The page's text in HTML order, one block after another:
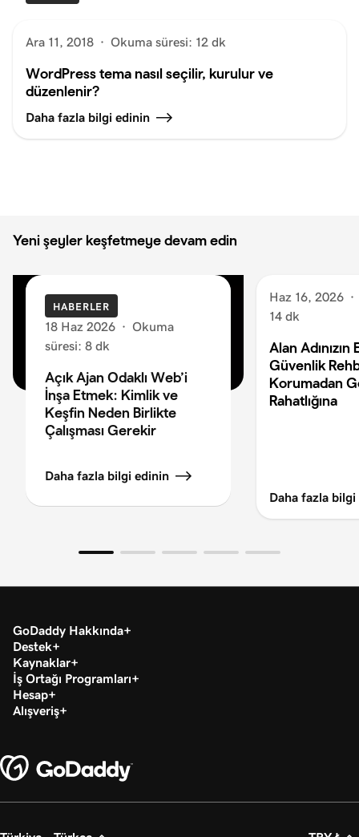
Ara 11, 2018 · Okuma süresi: 12 dk
WordPress tema nasıl seçilir, kurulur ve
düzenlenir?
Daha fazla bilgi edinin
Yeni şeyler keşfetmeye devam edin
HABERLER
18 Haz 2026 · Okuma
süresi: 8 dk
Açık Ajan Odaklı Web’i
İnşa Etmek: Kimlik ve
Keşfin Neden Birlikte
Çalışması Gerekir
Daha fazla bilgi edinin
Haz 16, 2026 ·
14 dk
Alan Adınızın
Güvenlik
Korumadan
Rahatlığına
Daha fazla
GoDaddy Hakkında
Destek
Kaynaklar
İş Ortağı Programları
Hesap
Alışveriş